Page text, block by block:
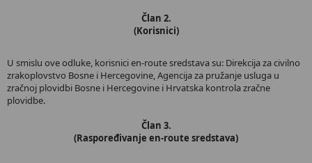
Član 2.
(Korisnici)
U smislu ove odluke, korisnici en-route sredstava su: Direkcija za civilno
zrakoplovstvo Bosne i Hercegovine, Agencija za pružanje usluga u
zračnoj plovidbi Bosne i Hercegovine i Hrvatska kontrola zračne
plovidbe.
Član 3.
(Raspoređivanje en-route sredstava)